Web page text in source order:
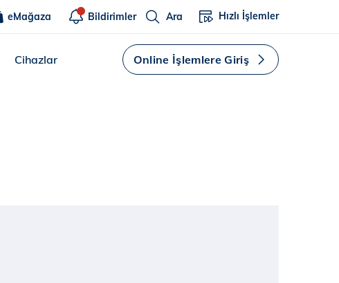
eMağaza Bildirimler Ara Hızlı İşlemler
Cihazlar Online İşlemlere Giriş